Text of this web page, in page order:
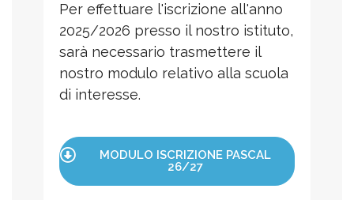
Per effettuare l'iscrizione all'anno
2025/2026 presso il nostro istituto,
sarà necessario trasmettere il
nostro modulo relativo alla scuola
di interesse.
MODULO ISCRIZIONE PASCAL
26/27